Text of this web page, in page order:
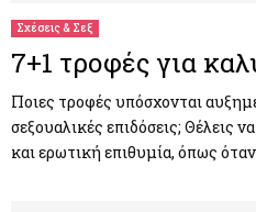
Σχέσεις & Σεξ
7+1 τροφές για
Ποιες τροφές υπόσχονται
σεξουαλικές επιδόσεις; Θέλεις
και ερωτική επιθυμία, όπως